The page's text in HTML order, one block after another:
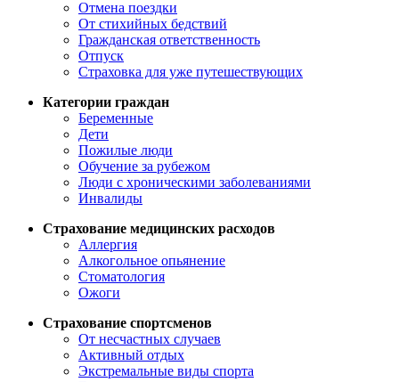
Отмена поездки
От стихийных бедствий
Гражданская ответственность
Отпуск
Страховка для уже путешествующих
Категории граждан
Беременные
Дети
Пожилые люди
Обучение за рубежом
Люди с хроническими заболеваниями
Инвалиды
Страхование медицинских расходов
Аллергия
Алкогольное опьянение
Стоматология
Ожоги
Страхование спортсменов
От несчастных случаев
Активный отдых
Экстремальные виды спорта